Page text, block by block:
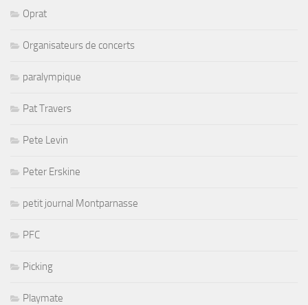
Oprat
Organisateurs de concerts
paralympique
Pat Travers
Pete Levin
Peter Erskine
petit journal Montparnasse
PFC
Picking
Playmate